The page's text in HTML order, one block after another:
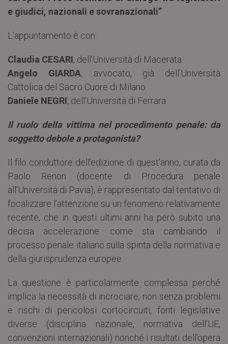
e giudici, nazionali e sovranazionali”.
L’appuntamento è con:
Claudia CESARI, dell’Università di Macerata
Angelo GIARDA, avvocato, già dell’Università
Cattolica del Sacro Cuore di Milano
Daniele NEGRI, dell’Università di Ferrara
Il ruolo della vittima nel procedimento penale: da
soggetto debole a protagonista?
Il filo conduttore dell’edizione di quest’anno, curata da
Paolo Renon (docente di Procedura penale
all’Università di Pavia), è rappresentato dal tentativo di
focalizzare l’attenzione su un fenomeno relativamente
recente, che in questi ultimi anni ha però subito una
decisa accelerazione: come sta cambiando il
processo penale italiano sulla spinta della normativa e
della giurisprudenza europee.
La questione è particolarmente complessa perché
implica la necessità di incrociare, non senza problemi
e rischi di pericolosi cortocircuiti, fonti legislative
diverse (disciplina nazionale, normativa dell’UE,
convenzioni internazionali) nonché i risultati dell’opera